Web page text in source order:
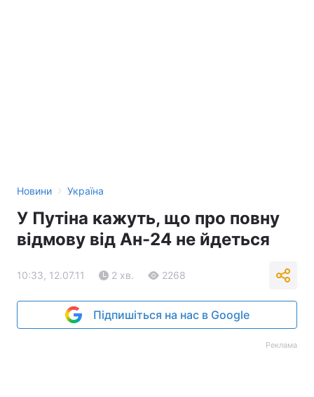
Новини › Україна
У Путіна кажуть, що про повну
відмову від Ан-24 не йдеться
10:33, 12.07.11 2 хв. 2268
Підпишіться на нас в Google
Реклама